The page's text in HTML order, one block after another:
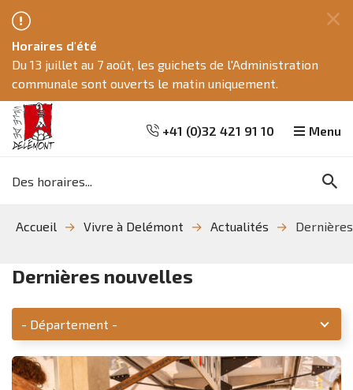
recherche
navigation
Horaires d'été
Du 13 juillet au 7 août, les guichets de l'Administration
communale sont ouverts le matin uniquement.
+41 (0)32 421 91 10
clés
Menu
Accueil Vivre à Delémont Actualités
Dernières nouvelles
Service